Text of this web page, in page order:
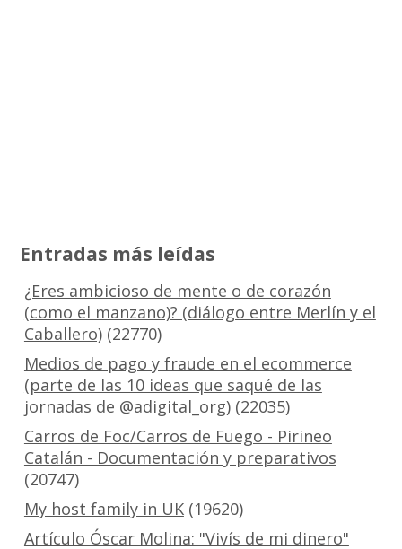
Entradas más leídas
¿Eres ambicioso de mente o de corazón
(como el manzano)? (diálogo entre Merlín y el
Caballero)(22770)
Medios de pago y fraude en el ecommerce
(parte de las 10 ideas que saqué de las
jornadas de @adigital_org)(22035)
Carros de Foc/Carros de Fuego - Pirineo
Catalán - Documentación y preparativos
(20747)
My host family in UK(19620)
Artículo Óscar Molina: "Vivís de mi dinero"